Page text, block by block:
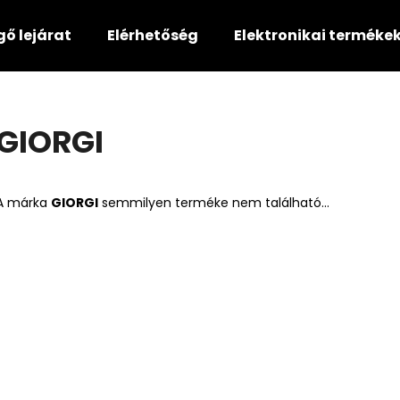
lejárat Elérhetőség Elektronikai
márka GIORGI semmilyen terméke nem található...